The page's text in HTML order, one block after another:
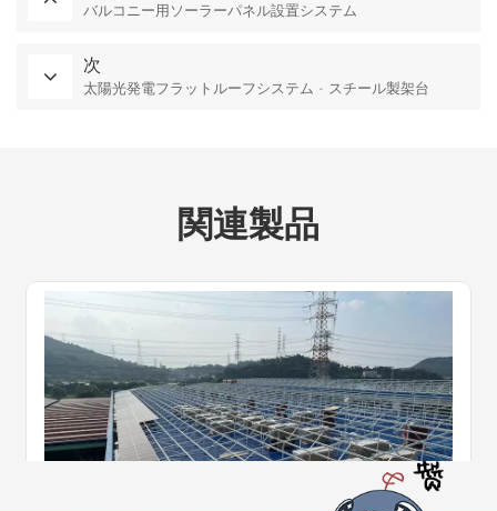
バルコニー用ソーラーパネル設置システム
次
太陽光発電フラットルーフシステム - スチール製架台
関連製品